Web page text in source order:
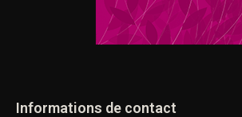
Informations de contact